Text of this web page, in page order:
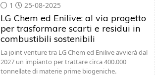
1 25-08-2025
LG Chem ed Enilive: al via progetto
per trasformare scarti e residui in
combustibili sostenibili
La joint venture tra LG Chem ed Enilive avvierà dal
2027 un impianto per trattare circa 400.000
tonnellate di materie prime biogeniche.